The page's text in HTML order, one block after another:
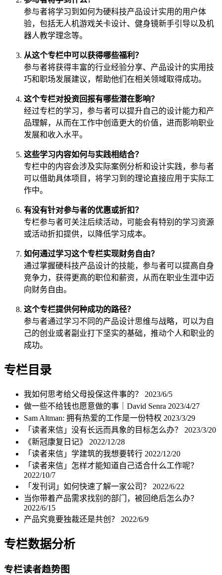
参与者将学习到如何为硬科技产品设计实用的用户体
验，包括无人机游戏关卡设计、健身镜新手引导以及机
器人教学理念等。
从这个专栏中可以获得哪些福利？
参与者将获得丰富的行业经验分享、产品设计的实用技
巧和职场发展建议，帮助他们在相关领域取得成功。
这个专栏对投资回报有哪些潜在影响？
经过专栏的学习，参与者可以提升自己的设计能力和产
品理解，从而在工作中创造更大的价值，进而影响职业
发展和收入水平。
这些学习内容如何与实践相结合？
专栏中的内容会涉及实际案例分析和设计实践，参与者
可以借助具体项目，将学习到的理论直接应用于实际工
作中。
有没有针对参与者的优惠或折扣？
专栏参与者可关注后续活动，可能会有特别的学习资源
或活动折扣提供，以降低学习成本。
如何通过学习这个专栏实现财务自由？
通过掌握硬科技产品设计的技能，参与者可以提高自身
竞争力，获得更高的职位和薪资，从而在职业生涯中迈
向财务自由。
这个专栏提供何种成功的路径？
参与者通过学习不同的产品设计思维与战略，可以为自
己的创业或者副业打下坚实的基础，推动个人和职业的
成功。
专栏目录
我如何思考给父母投保这件事的？ 2023/6/5
做一些不给钱也愿意做的事｜David Senra 2023/4/27
Sam Altman: 拥有热爱的工作是一份特权 2023/3/29
「读者来信」没有长远而具象的目标怎么办？ 2023/3/20
《新冠康复日记》 2022/12/28
「读者来信」学建筑的我想要转行 2022/12/20
「读者来信」怎样才能知道自己适合什么工作呢？
2022/10/7
「发刊词」如何快速了解一家公司？ 2022/6/22
当你带着产品需求找别的部门，被回绝后怎么办？
2022/6/15
产品究竟要独裁还是共创？ 2022/6/9
专栏数据分析
专栏读者趋势图